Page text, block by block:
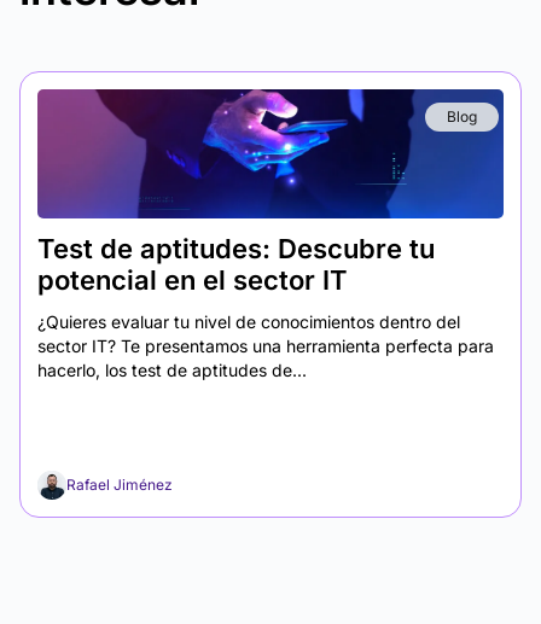
Blog
Test de aptitudes: Descubre tu
potencial en el sector IT
¿Quieres evaluar tu nivel de conocimientos dentro del
sector IT? Te presentamos una herramienta perfecta para
hacerlo, los test de aptitudes de...
Rafael Jiménez